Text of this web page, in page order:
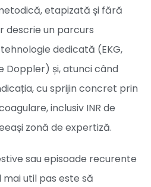
etapizată și fără
descrie un parcurs
dedicată (EKG,
Doppler) și, atunci când
cu sprijin concret prin
inclusiv INR de
zonă de expertiză.
sau episoade recurente
util pas este să